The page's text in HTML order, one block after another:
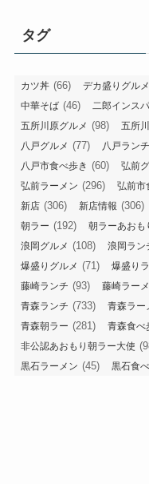
タグ
カツ丼 (66) デカ盛りグルメ
中華そば (46) 二郎インス
五所川原グルメ (98) 五所
八戸グルメ (77) 八戸ランチ
八戸市食べ歩き (60) 弘前
弘前ラーメン (296) 弘前市
新店 (306) 新店情報 (306)
朝ラー (192) 朝ラーあおも
浪岡グルメ (108) 浪岡ラン
爆盛りグルメ (71) 爆盛り
藤崎ランチ (93) 藤崎ラー
青森ランチ (733) 青森ラー
青森朝ラー (281) 青森食べ
非公認あおもり朝ラー大使
黒石ラーメン (45) 黒石食